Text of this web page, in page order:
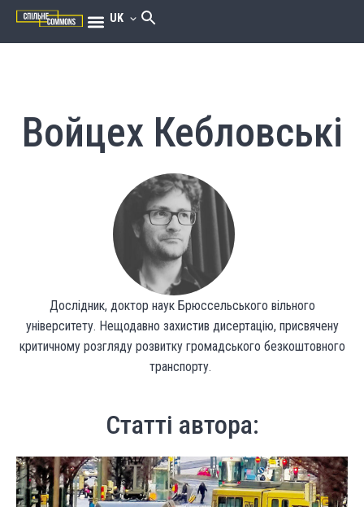
UK
Войцех Кебловські
Дослідник, доктор наук Брюссельського вільного
університету. Нещодавно захистив дисертацію, присвячену
критичному розгляду розвитку громадського безкоштовного
транспорту.
Статті автора: